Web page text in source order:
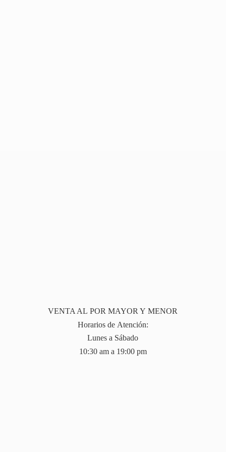
VENTA AL POR MAYOR Y MENOR
Horarios de Atención:
Lunes a Sábado
10:30 am a 19:00 pm